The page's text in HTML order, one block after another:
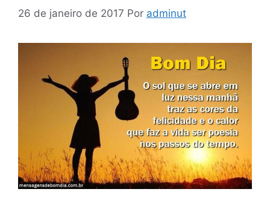
26 de janeiro de 2017 Por adminut